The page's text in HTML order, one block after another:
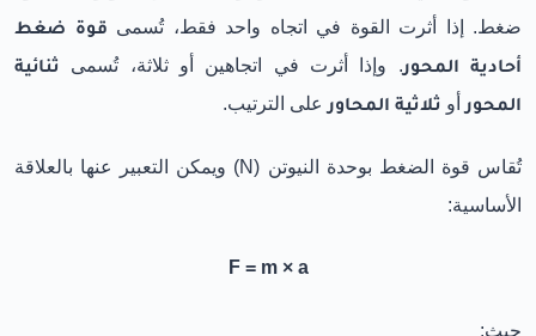
ضغط. إذا أثرت القوة في اتجاه واحد فقط، تُسمى قوة ضغط
أحادية المحور. وإذا أثرت في اتجاهين أو ثلاثة، تُسمى
ثنائية
المحور
أو ثلاثية المحاور على الترتيب.
تُقاس قوة الضغط بوحدة النيوتن (N) ويمكن التعبير عنها بالعلاقة
الأساسية:
F = m × a
حيث: